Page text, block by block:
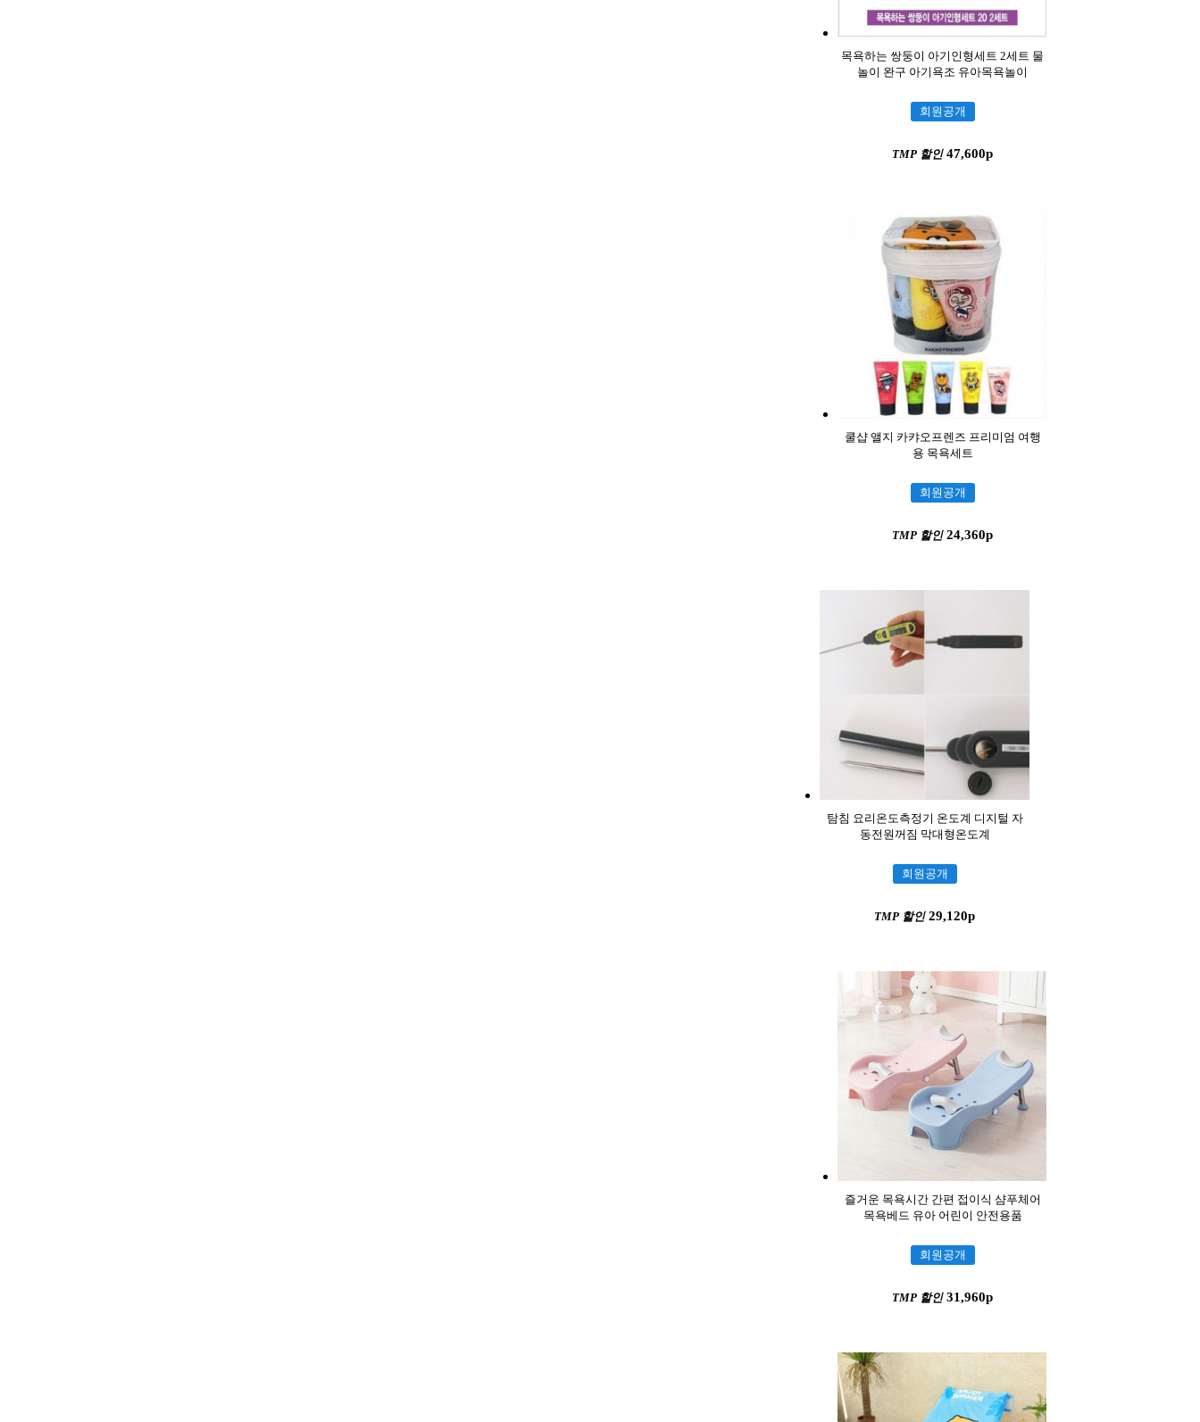
목욕하는 쌍둥이 아기인형세트 2세트 물
놀이 완구 아기욕조 유아목욕놀이
회원공개
TMP 할인47,600p
쿨샵 앨지 카캬오프렌즈 프리미엄 여행
용 목욕세트
회원공개
TMP 할인24,360p
탐침 요리온도측정기 온도계 디지털 자
동전원꺼짐 막대형온도계
회원공개
TMP 할인29,120p
즐거운 목욕시간 간편 접이식 샴푸체어
목욕베드 유아 어린이 안전용품
회원공개
TMP 할인31,960p